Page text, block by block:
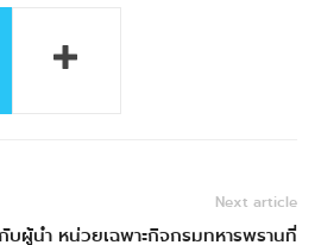
บผู้นำ
Next article
หน่วยเฉพาะกิจกรมทหารพรานที่